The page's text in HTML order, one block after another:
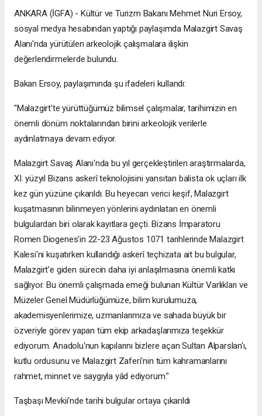
ANKARA (İGFA) - Kültür ve Turizm Bakanı Mehmet Nuri Ersoy,
sosyal medya hesabından yaptığı paylaşımda Malazgirt Savaş
Alanı'nda yürütülen arkeolojik çalışmalara ilişkin
değerlendirmelerde bulundu.
Bakan Ersoy, paylaşımında şu ifadeleri kullandı:
"Malazgirt'te yürüttüğümüz bilimsel çalışmalar, tarihimizin en
önemli dönüm noktalarından birini arkeolojik verilerle
aydınlatmaya devam ediyor.
Malazgirt Savaş Alanı'nda bu yıl gerçekleştirilen araştırmalarda,
XI. yüzyıl Bizans askerî teknolojisini yansıtan balista ok uçları ilk
kez gün yüzüne çıkarıldı. Bu heyecan verici keşif, Malazgirt
kuşatmasının bilinmeyen yönlerini aydınlatan en önemli
bulgulardan biri olarak kayıtlara geçti. Bizans İmparatoru
Romen Diogenes'in 22-23 Ağustos 1071 tarihlerinde Malazgirt
Kalesi'ni kuşatırken kullandığı askerî teçhizata ait bu bulgular,
Malazgirt'e giden sürecin daha iyi anlaşılmasına önemli katkı
sağlıyor. Bu önemli çalışmada emeği bulunan Kültür Varlıkları ve
Müzeler Genel Müdürlüğümüze, bilim kurulumuza,
akademisyenlerimize, uzmanlarımıza ve sahada büyük bir
özveriyle görev yapan tüm ekip arkadaşlarımıza teşekkür
ediyorum. Anadolu'nun kapılarını bizlere açan Sultan Alparslan'ı,
kutlu ordusunu ve Malazgirt Zaferi'nin tüm kahramanlarını
rahmet, minnet ve saygıyla yâd ediyorum."
Taşbaşı Mevkii'nde tarihi bulgular ortaya çıkarıldı